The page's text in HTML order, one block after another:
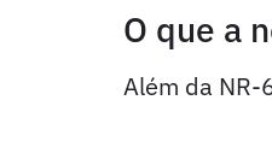
O que a
Além da NR-